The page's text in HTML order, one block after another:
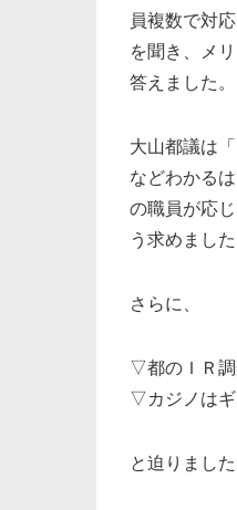
員複数で対
を聞き、メ
答えました。
大山都議は
などわかる
の職員が応
う求めました
さらに、
▽都のＩＲ調
▽カジノはギ
と迫りまし